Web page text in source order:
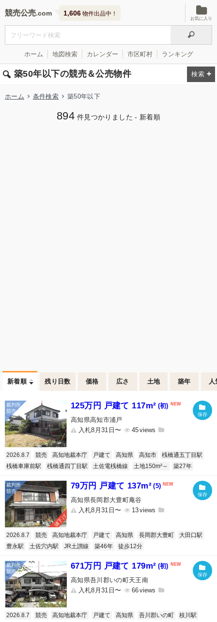
競売公売 1,606 物件出品中！
お気に入り
ホーム 地図検索 カレンダー 市区町村 ランキング
築50年以下の競売＆公売物件
ホーム 条件検索 築50年以下
894 件見つかりました - 新着順
新着順 残り日数 価格 広さ 土地 築年 人
125万円 戸建て 117m² (初)
高知県高知市浦戸
入札8月31日〜
45
2026.8.7 競売 高知地裁本庁 戸建て 高知県 高知市
桟橋通五丁目駅
桟橋車庫前駅
桟橋通四丁目駅 土佐電桟橋線 土地150m²～ 築27年
値下げ
79万円 戸建て 137m² (5)
高知県長岡郡大豊町庵谷
入札8月31日〜
13
2026.8.7 競売 高知地裁本庁 戸建て 高知県 長岡郡大豊町
大田口駅
豊永駅
土佐穴内駅 JR土讃線 築46年 徒歩12分
671万円 戸建て 179m² (初)
高知県吾川郡いの町天王南
入札8月31日〜
66
2026.8.7 競売 高知地裁本庁 戸建て 高知県 吾川郡いの町
枝川駅